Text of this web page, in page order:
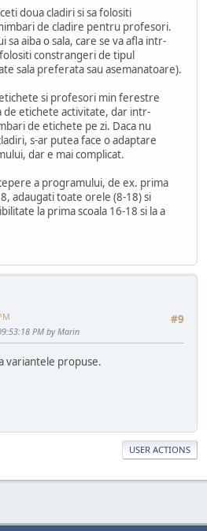
doua cladiri si sa folositi
de cladire pentru profesori.
sa aiba o sala, care se va afla intr-
constrangeri de tipul
sala preferata sau asemanatoare).
si profesori min ferestre
etichete activitate, dar intr-
de etichete pe zi. Daca nu
s-ar putea face o adaptare
dar e mai complicat.
a programului, de ex. prima
adaugati toate orele (8-18) si
la prima scoala 16-18 si la a
#9
PM by Marin
variantele propuse.
USER ACTIONS